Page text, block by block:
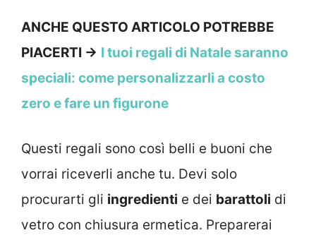
ANCHE QUESTO ARTICOLO POTREBBE
PIACERTI -> I tuoi regali di Natale saranno
speciali: come personalizzarli a costo
zero e fare un figurone
Questi regali sono così belli e buoni che
vorrai riceverli anche tu. Devi solo
procurarti gli ingredienti e dei barattoli di
vetro con chiusura ermetica. Preparerai